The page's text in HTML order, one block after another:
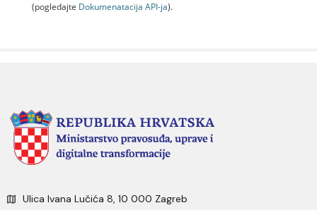
(pogledajte Dokumenаtаcijа API-jа).